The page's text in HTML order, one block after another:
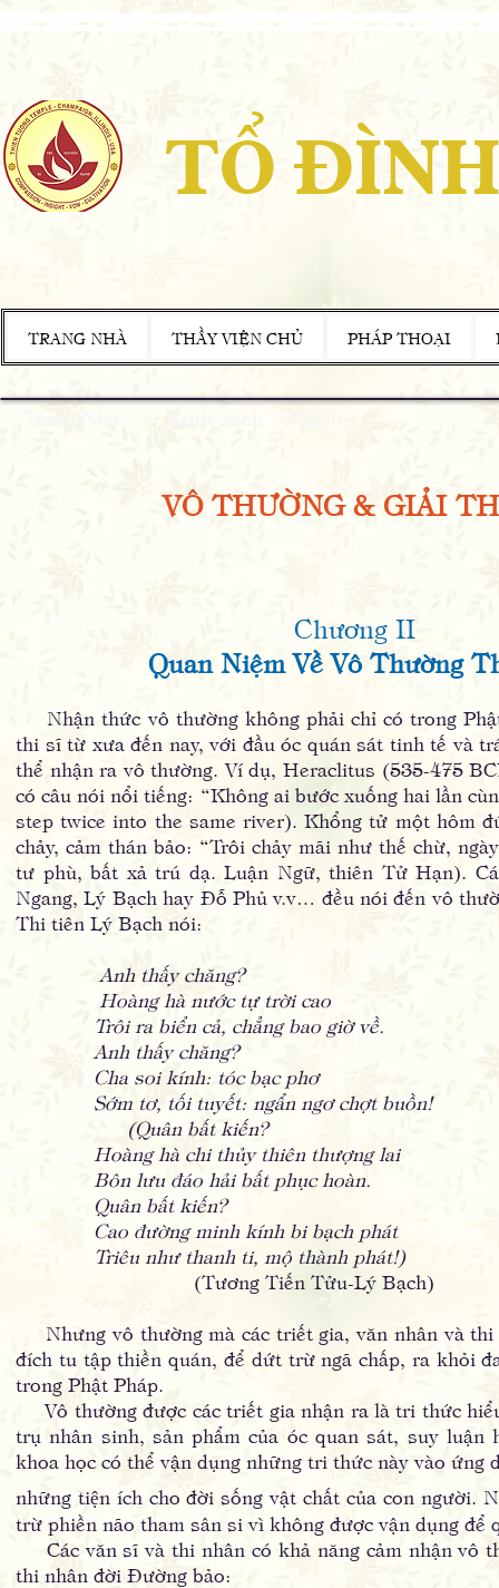
TỔ
TRANG NHÀ THẦY VIỆN CHỦ PHÁP THOẠI
VÔ THƯỜNG & GIẢI
Chương II
Quan Niệm Về Vô Thường
Nhận thức vô thường không phải chỉ có trong
thi sĩ từ xưa đến nay, với đầu óc quán sát tinh tế và
thể nhận ra vô thường. Ví dụ, Heraclitus (535-475
có câu nói nổi tiếng: “Không ai bước xuống hai lần
step twice into the same river). Khổng tử một hôm
chảy, cảm thán bảo: “Trôi chảy mãi như thế chừ,
tư phù, bất xả trú dạ. Luận Ngữ, thiên Tử Hạn).
Ngang, Lý Bạch hay Đỗ Phủ v.v… đều nói đến vô
Thi tiên Lý Bạch nói:
Anh thấy chăng?
Hoàng hà nước tự trời cao
Trôi ra biển cả, chẳng bao giờ về.
Anh thấy chăng?
Cha soi kính: tóc bạc phơ
Sớm tơ, tối tuyết: ngẩn ngơ chợt buồn!
(Quân bất kiến?
Hoàng hà chi thủy thiên thượng lai
Bôn lưu đáo hải bất phục hoàn.
Quân bất kiến?
Cao đường minh kính bi bạch phát
Triêu như thanh ti, mộ thành phát!)
(Tương Tiến Tửu-Lý Bạch)
Nhưng vô thường mà các triết gia, văn nhân và
đích tu tập thiền quán, để dứt trừ ngã chấp, ra khỏi
trong Phật Pháp.
Vô thường được các triết gia nhận ra là tri thức
trụ nhân sinh, sản phẩm của óc quan sát, suy luận
khoa học có thể vận dụng những tri thức này vào
những tiện ích cho đời sống vật chất của con người.
trừ phiền não tham sân si vì không được vận dụng để
Các văn sĩ và thi nhân có khả năng cảm nhận vô
thi nhân đời Đường bảo: